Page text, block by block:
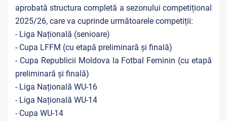
aprobată structura completă a sezonului competițional
2025/26, care va cuprinde următoarele competiții:
- Liga Națională (senioare)
- Cupa LFFM (cu etapă preliminară și finală)
- Cupa Republicii Moldova la Fotbal Feminin (cu etapă
preliminară și finală)
- Liga Națională WU-16
- Liga Națională WU-14
- Cupa WU-14